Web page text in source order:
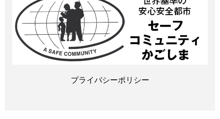
プライバシーポリシー